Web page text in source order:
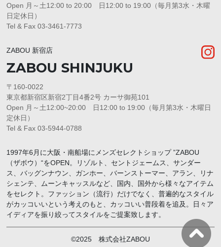
Open 月～土12:00 to 20:00 日12:00 to 19:00（毎月第3水・木曜
日定休日）
Tel & Fax 03-3461-7773
ZABOU 新宿店
ZABOU SHINJUKU
〒160-0022
東京都新宿区新宿2丁目4番2号 カーサ御苑101
Open 月～土12:00~20:00 日12:00 to 19:00（毎月第3水・木曜日
定休日）
Tel & Fax 03-5944-0788
1997年6月に大阪・南船場にメンズセレクトショップ ”ZABOU
（ザボウ）“をOPEN。リゾルト、セントジェームス、サンダー
ス、バッグンナウン、ガンホー、バーンストーマー、アラン、リナ
シェンテ、ムーンキャッスルなど、国内、国外から様々なアイテム
をセレクト。ファッション（流行）だけでなく、普遍的なスタイル
がカッコいいという考えのもと、カッコいい普段着を追及。日々ア
イディアを振り絞ってスタイルをご提案致します。
©2025 株式会社ZABOU